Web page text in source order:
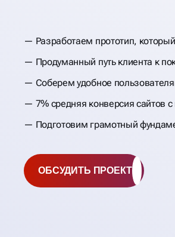
Разработаем прототип,
Продуманный путь клиента к
Соберем удобное
7% средняя конверсия сайтов
Подготовим грамотный
ОБСУДИТЬ ПРОЕКТ